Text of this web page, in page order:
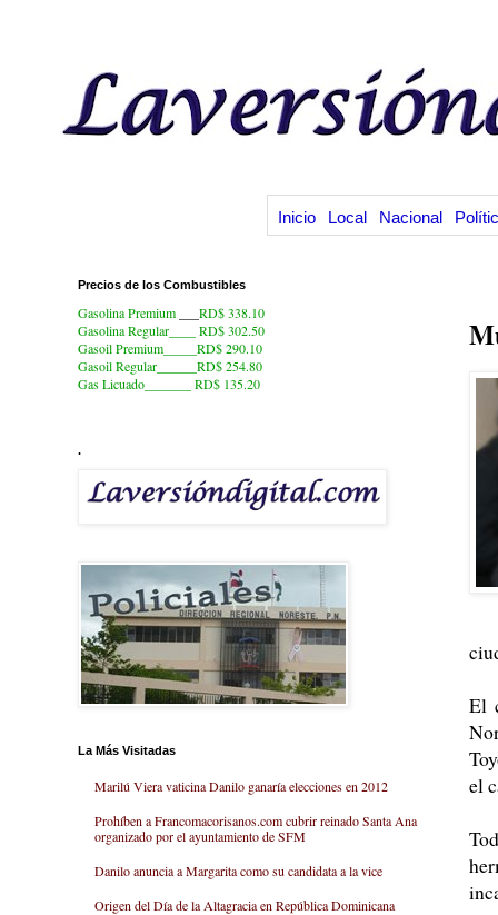
Inicio Local Nacional
El
el
Precios de los Combustibles
Gasolina Premium
RD$ 338.10
Gasolina Regular____ RD$ 302.50
Gasoil Premium_____RD$ 290.10
Gasoil Regular______RD$ 254.80
Gas Licuado_______
RD$ 135.20
.
La Más Visitadas
Marilú Viera vaticina Danilo ganaría elecciones en 2012
Prohíben a Francomacorisanos.com cubrir reinado Santa Ana
organizado por el ayuntamiento de SFM
Danilo anuncia a Margarita como su candidata a la vice
Origen del Día de la Altagracia en República Dominicana